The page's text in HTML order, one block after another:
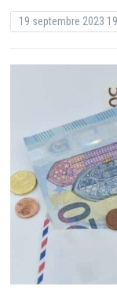
19 septembre 2023